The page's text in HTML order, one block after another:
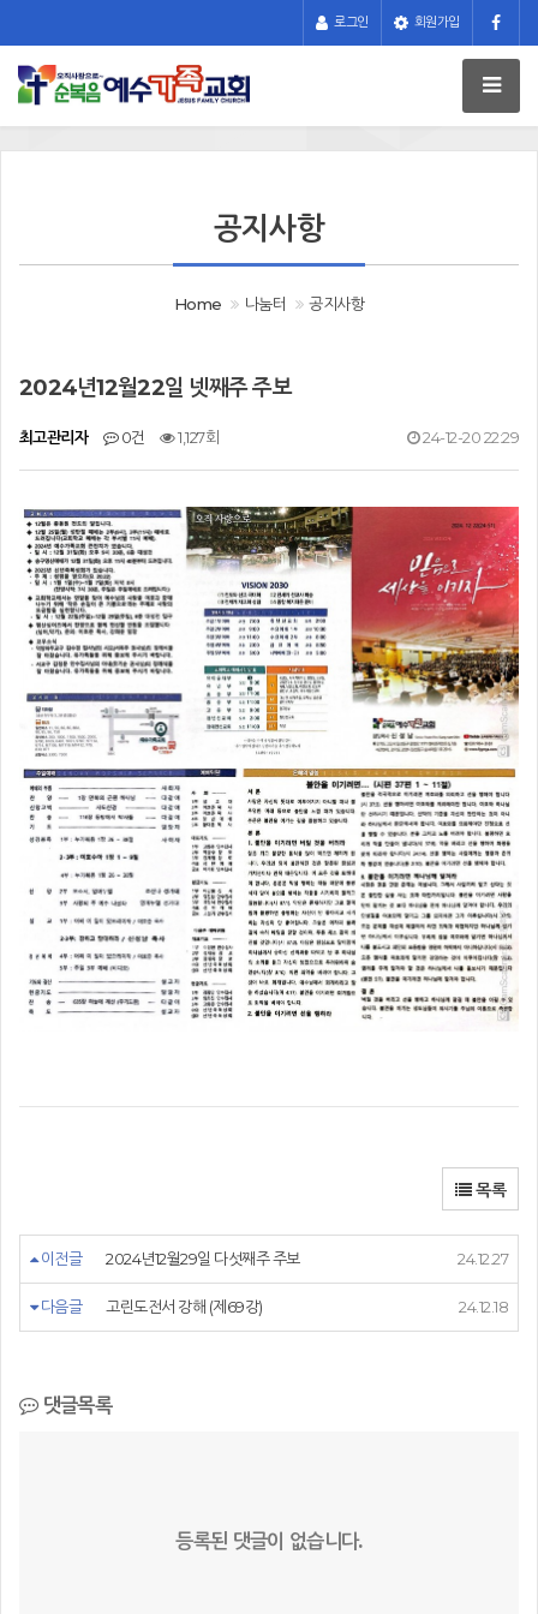
로그인 회원가입
공지사항
Home 나눔터 공지사항
2024년12월22일 넷째주 주보
최고관리자 0건 1,127회 24-12-20 22:29
목록
이전글 2024년12월29일 다섯째주 주보 24.12.27
다음글 고린도전서 강해 (제69강) 24.12.18
댓글목록
등록된 댓글이 없습니다.